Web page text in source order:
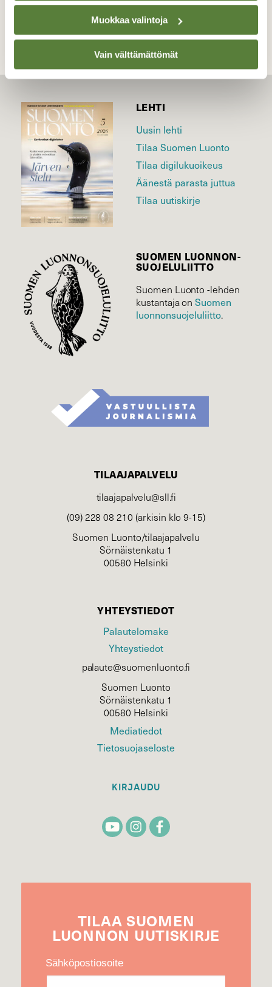
Muokkaa valintoja
Vain välttämättömät
LEHTI
Uusin lehti
Tilaa Suomen Luonto
Tilaa digilukuoikeus
Äänestä parasta juttua
Tilaa uutiskirje
SUOMEN LUONNON­
SUOJELU­LIITTO
Suomen Luonto -lehden
kustantaja onSuomen
luonnonsuojelu­liitto.
TILAAJAPALVELU
tilaajapalvelu@sll.fi
(09) 228 08 210 (arkisin klo 9-15)
Suomen Luonto/tilaajapalvelu
Sörnäistenkatu 1
00580 Helsinki
YHTEYSTIEDOT
Palautelomake
Yhteystiedot
palaute@suomenluonto.fi
Suomen Luonto
Sörnäistenkatu 1
00580 Helsinki
Mediatiedot
Tietosuojaseloste
KIRJAUDU
TILAA SUOMEN
LUONNON UUTIS­KIRJE
Sähköpostiosoite